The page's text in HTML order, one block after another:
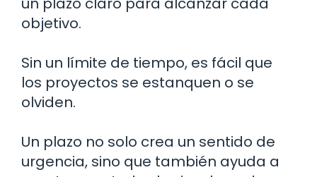
objetivo.
Sin un límite de tiempo, es fácil que
los proyectos se estanquen o se
olviden.
Un plazo no solo crea un sentido de
urgencia, sino que también ayuda a